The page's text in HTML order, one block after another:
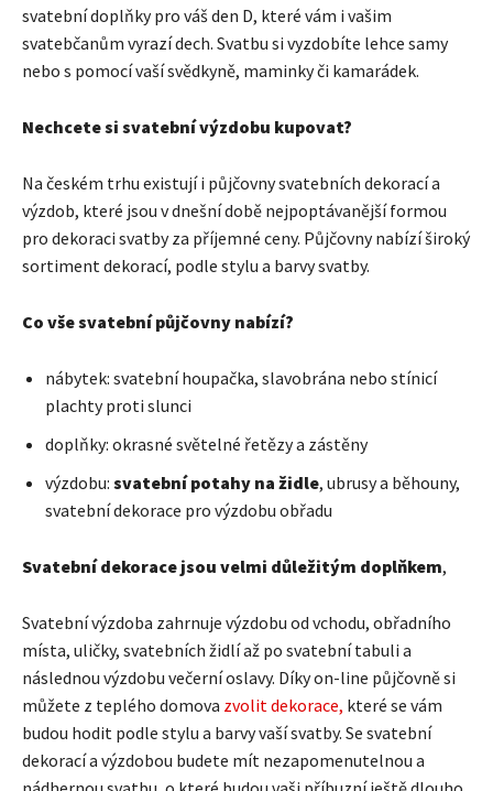
svatební doplňky pro váš den D, které vám i vašim
svatebčanům vyrazí dech. Svatbu si vyzdobíte lehce samy
nebo s pomocí vaší svědkyně, maminky či kamarádek.
Nechcete si svatební výzdobu kupovat?
Na českém trhu existují i půjčovny svatebních dekorací a
výzdob, které jsou v dnešní době nejpoptávanější formou
pro dekoraci svatby za příjemné ceny. Půjčovny nabízí široký
sortiment dekorací, podle stylu a barvy svatby.
Co vše svatební půjčovny nabízí?
nábytek: svatební houpačka, slavobrána nebo stínicí
plachty proti slunci
doplňky: okrasné světelné řetězy a zástěny
výzdobu: svatební potahy na židle, ubrusy a běhouny,
svatební dekorace pro výzdobu obřadu
Svatební dekorace jsou velmi důležitým doplňkem,
Svatební výzdoba zahrnuje výzdobu od vchodu, obřadního
místa, uličky, svatebních židlí až po svatební tabuli a
následnou výzdobu večerní oslavy. Díky on-line půjčovně si
můžete z teplého domova zvolit dekorace, které se vám
budou hodit podle stylu a barvy vaší svatby. Se svatební
dekorací a výzdobou budete mít nezapomenutelnou a